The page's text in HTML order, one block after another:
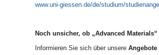
www.uni-giessen.de/de/studium/
Noch unsicher, ob „Advanced
Informieren Sie sich über unsere